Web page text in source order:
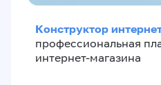
Конструктор
профессиональная
интернет-магазина